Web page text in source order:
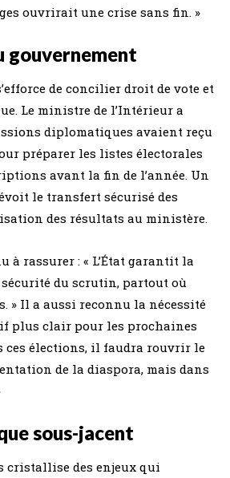
ouvrirait une crise sans fin. »
gouvernement
de concilier droit de vote et
Le ministre de l’Intérieur a
diplomatiques avaient reçu
préparer les listes électorales
avant la fin de l’année. Un
le transfert sécurisé des
des résultats au ministère.
à rassurer : « L’État garantit la
du scrutin, partout où
» Il a aussi reconnu la nécessité
plus clair pour les prochaines
ces élections, il faudra rouvrir le
de la diaspora, mais dans
sous-jacent
cristallise des enjeux qui